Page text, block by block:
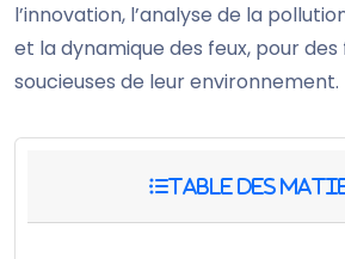
l’innovation, l’analyse de la
et la dynamique des feux, pour des
soucieuses de leur environnement.